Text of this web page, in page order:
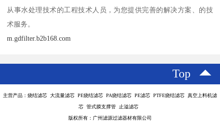
从事水处理技术的工程技术人员，为您提供完善的解决方案、的技
术服务。
m.gdfilter.b2b168.com
Top
主营产品：烧结滤芯 大流量滤芯 PE烧结滤芯 PA烧结滤芯 PE滤芯 PTFE烧结滤芯 真空上料机滤
芯 管式膜支撑管 止溢滤芯
版权所有：广州滤源过滤器材有限公司